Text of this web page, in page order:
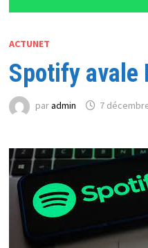
ACTUNET
Spotify avale
paradmin 7